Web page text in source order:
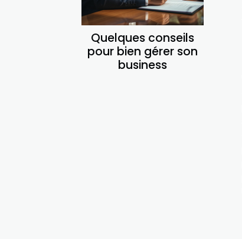
Quelques conseils
pour bien gérer son
business